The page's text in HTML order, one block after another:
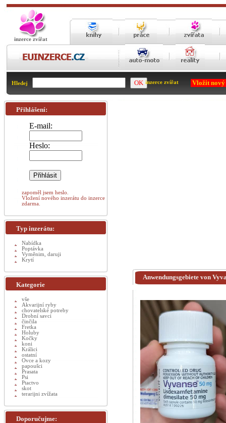
inzerce zvířat
Hledej inzerce zvířat Vložit
Anwendungsgebiete von
Přihlášení:
E-mail:
Heslo:
zapoměl jsem heslo.
Vložení nového inzerátu do inzerce
zdarma.
Typ inzerátu:
Nabídka
Poptávka
Vyměnim, daruji
Krytí
Kategorie
vše
Akvarijní ryby
chovatelské potreby
Drobní savci
činčila
Fretka
Holuby
Kočky
koni
Králici
ostatní
Ovce a kozy
papoušci
Prasata
Psi
Ptactvo
skot
terarijni zvížata
Doporučujme: